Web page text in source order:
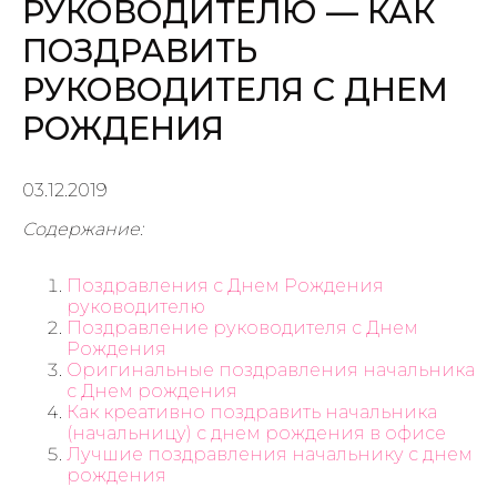
РУКОВОДИТЕЛЮ — КАК
ПОЗДРАВИТЬ
РУКОВОДИТЕЛЯ С ДНЕМ
РОЖДЕНИЯ
03.12.2019
Содержание:
Поздравления с Днем Рождения
руководителю
Поздравление руководителя с Днем
Рождения
Оригинальные поздравления начальника
с Днем рождения
Как креативно поздравить начальника
(начальницу) с днем рождения в офисе
Лучшие поздравления начальнику с днем
рождения